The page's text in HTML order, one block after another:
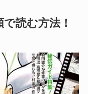
読む方法！